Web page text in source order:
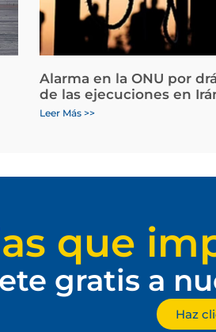
Alarma en la ONU por
de las ejecuciones en
Leer Más >>
que
gratis a
Haz